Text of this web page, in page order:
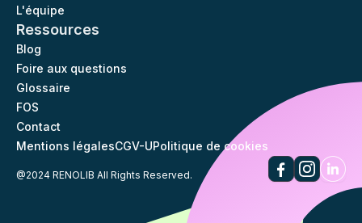
L'équipe
Ressources
Blog
Foire aux questions
Glossaire
FOS
Contact
Mentions légalesCGV-UPolitique de cookies
@2024 RENOLIB All Rights Reserved.